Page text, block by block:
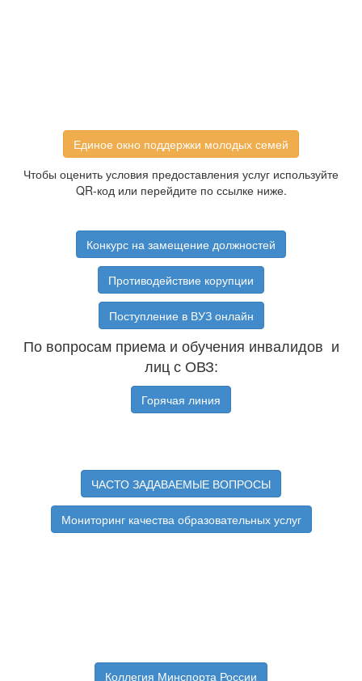
Единое окно поддержки молодых семей
Чтобы оценить условия предоставления услуг используйте
QR-код или перейдите по ссылке ниже.
Конкурс на замещение должностей
Противодействие корупции
Поступление в ВУЗ онлайн
По вопросам приема и обучения инвалидов и
лиц с ОВЗ:
Горячая линия
ЧАСТО ЗАДАВАЕМЫЕ ВОПРОСЫ
Мониторинг качества образовательных услуг
Коллегия Минспорта России